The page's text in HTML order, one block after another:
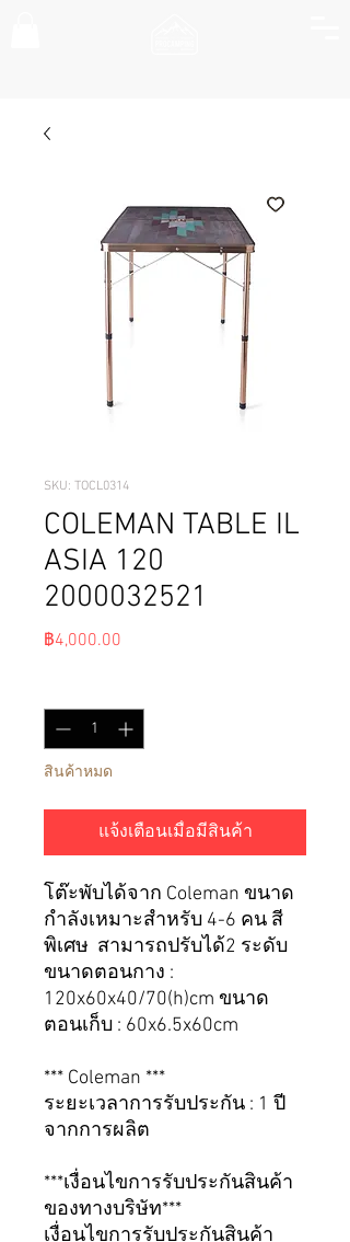
SKU: TOCL0314
COLEMAN TABLE IL
ASIA 120
2000032521
฿4,000.00
สินค้าหมด
แจ้งเตือนเมื่อมีสินค้า
โต๊ะพับได้จาก Coleman ขนาด
กำลังเหมาะสำหรับ 4-6 คน สี
พิเศษ สามารถปรับได้2 ระดับ
ขนาดตอนกาง :
120x60x40/70(h)cm ขนาด
ตอนเก็บ : 60x6.5x60cm
*** Coleman ***
ระยะเวลาการรับประกัน : 1 ปี
จากการผลิต
***เงื่อนไขการรับประกันสินค้า
ของทางบริษัท***
เงื่อนไขการรับประกันสินค้า